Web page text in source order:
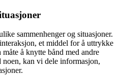
sammenhenger og situasjoner.
et middel for å uttrykke
å knytte bånd med andre
noen, kan vi dele informasjon,